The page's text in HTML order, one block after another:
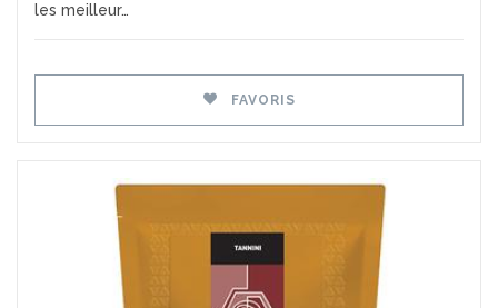
les meilleur…
FAVORIS